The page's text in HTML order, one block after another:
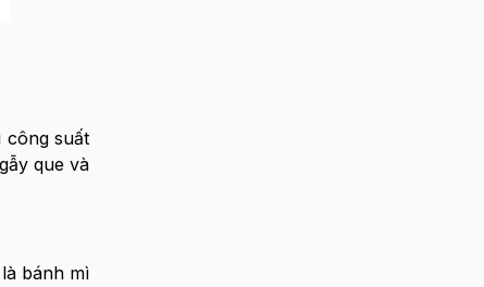
công suất
que và
bánh mì